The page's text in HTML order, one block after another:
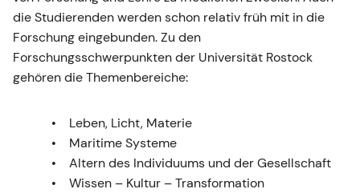
die Studierenden werden schon relativ früh mit in die
Forschung eingebunden. Zu den
Forschungsschwerpunkten der Universität Rostock
gehören die Themenbereiche:
Leben, Licht, Materie
Maritime Systeme
Altern des Individuums und der Gesellschaft
Wissen – Kultur – Transformation